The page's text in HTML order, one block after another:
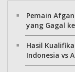
Pemain
yang Gagal
Hasil
Indonesia vs